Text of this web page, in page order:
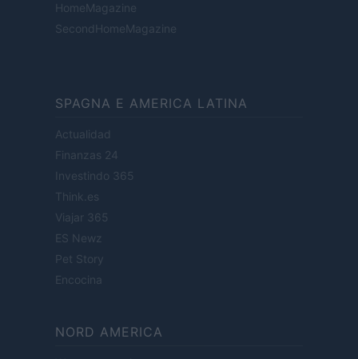
HomeMagazine
SecondHomeMagazine
SPAGNA E AMERICA LATINA
Actualidad
Finanzas 24
Investindo 365
Think.es
Viajar 365
ES Newz
Pet Story
Encocina
NORD AMERICA